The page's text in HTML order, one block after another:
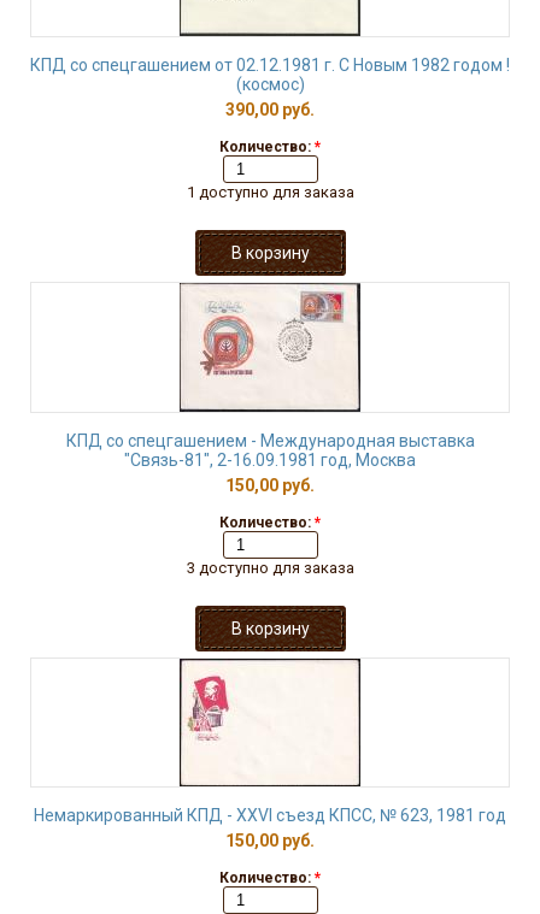
КПД со спецгашением от 02.12.1981 г. С Новым 1982 годом !
(космос)
390,00 руб.
Количество: *
1 доступно для заказа
КПД со спецгашением - Международная выставка
"Связь-81", 2-16.09.1981 год, Москва
150,00 руб.
Количество: *
3 доступно для заказа
Немаркированный КПД - XXVI съезд КПСС, № 623, 1981 год
150,00 руб.
Количество: *